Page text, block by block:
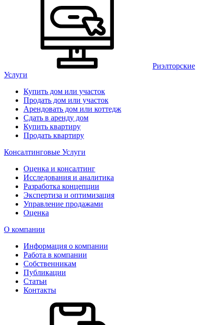
Риэлторские
Услуги
Купить дом или участок
Продать дом или участок
Арендовать дом или коттедж
Сдать в аренду дом
Купить квартиру
Продать квартиру
Консалтинговые Услуги
Оценка и консалтинг
Исследования и аналитика
Разработка концепции
Экспертиза и оптимизация
Управление продажами
Оценка
О компании
Информация о компании
Работа в компании
Собственникам
Публикации
Статьи
Контакты